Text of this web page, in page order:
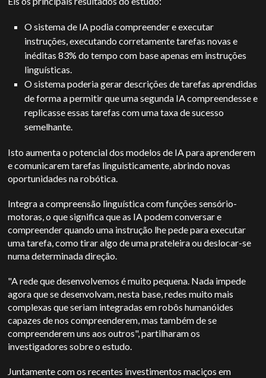
O sistema de IA podia compreender e executar
instruções, executando corretamente tarefas novas e
inéditas 83% do tempo com base apenas em instruções
linguísticas.
O sistema poderia gerar descrições de tarefas aprendidas
de forma a permitir que uma segunda IA compreendesse e
replicasse essas tarefas com uma taxa de sucesso
semelhante.
Isto aumenta o potencial dos modelos de IA para aprenderem
e comunicarem tarefas linguisticamente, abrindo novas
oportunidades na robótica.
Integra a compreensão linguística com funções sensório-
motoras, o que significa que as IA podem conversar e
compreender quando uma instrução lhe pede para executar
uma tarefa, como tirar algo de uma prateleira ou deslocar-se
numa determinada direção.
"A rede que desenvolvemos é muito pequena. Nada impede
agora que se desenvolvam, nesta base, redes muito mais
complexas que seriam integradas em robôs humanóides
capazes de nos compreenderem, mas também de se
compreenderem uns aos outros", partilharam os
investigadores sobre o estudo.
Juntamente com os recentes investimentos maciços em